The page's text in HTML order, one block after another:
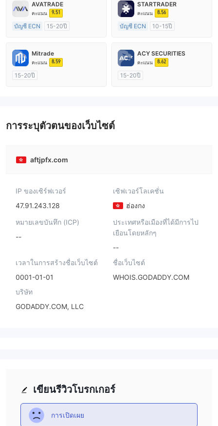
AVATRADE
คะแนน 9.51
บัญชี ECN
15-20ปี
ใบอนุญาต MT4 แบบเต็ม
STARTRADER
คะแนน 8.56
บัญชี ECN
10-15ปี
ใบอนุญาต MT4 แบบเต็ม
Mitrade
คะแนน 8.59
15-20ปี
ACY SECURITIES
คะแนน 8.62
15-20ปี
การระบุตัวตนของเว็บไซต์
aftjpfx.com
IP ของเซิร์ฟเวอร์
47.91.243.128
เซิฟเวอร์โลเคชั่น
ฮ่องกง
หมายเลขบันทึก (ICP)
--
ประเทศหรือเมืองที่ได้มีการไป
เยือนโดยหลักๆ
--
เวลาในการสร้างชื่อเว็บไซต์
0001-01-01
ชื่อเว็บไซต์
WHOIS.GODADDY.COM
บริษัท
GODADDY.COM, LLC
เขียนรีวิวโบรกเกอร์
การเปิดเผย